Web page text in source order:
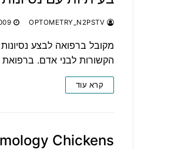
מקובל ברפואה לבצע
הקשורות לבני אדם. ברפואת
קרא עוד
Chickens: